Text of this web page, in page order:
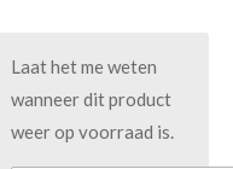
Laat het me weten
wanneer dit product
weer op voorraad is.